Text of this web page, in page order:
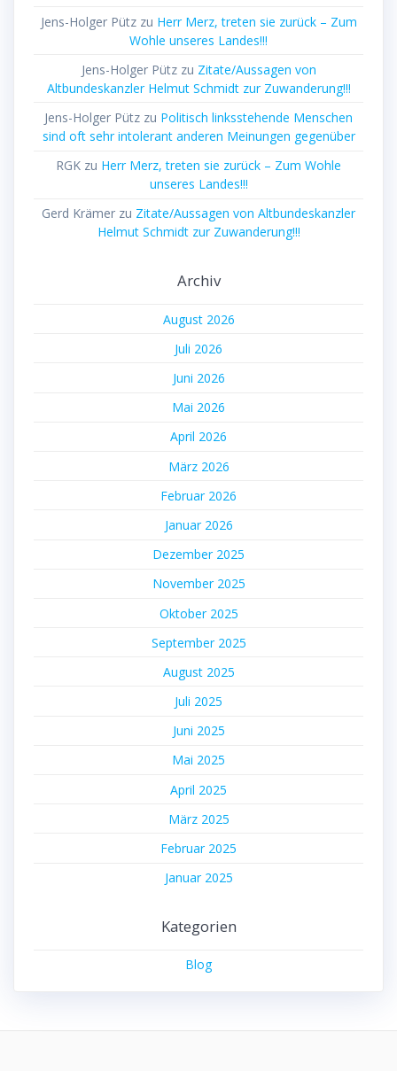
Jens-Holger Pützzu Herr Merz, treten sie zurück – Zum
Wohle unseres Landes!!!
Jens-Holger Pützzu Zitate/Aussagen von
Altbundeskanzler Helmut Schmidt zur Zuwanderung!!!
Jens-Holger Pütz zu Politisch linksstehende Menschen
sind oft sehr intolerant anderen Meinungen gegenüber
RGK zu Herr Merz, treten sie zurück – Zum Wohle
unseres Landes!!!
Gerd Krämer zu Zitate/Aussagen von Altbundeskanzler
Helmut Schmidt zur Zuwanderung!!!
Archiv
August 2026
Juli 2026
Juni 2026
Mai 2026
April 2026
März 2026
Februar 2026
Januar 2026
Dezember 2025
November 2025
Oktober 2025
September 2025
August 2025
Juli 2025
Juni 2025
Mai 2025
April 2025
März 2025
Februar 2025
Januar 2025
Kategorien
Blog